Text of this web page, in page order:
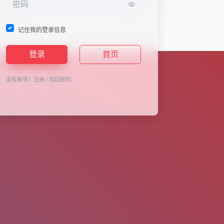
记住我的登录信息
登录 首页
没有账号？ 注册 / 找回密码